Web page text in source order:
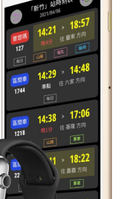
往 七堵 每日
往 潮州 每日
往 花蓮
往 后里 每日
往 七堵 每日